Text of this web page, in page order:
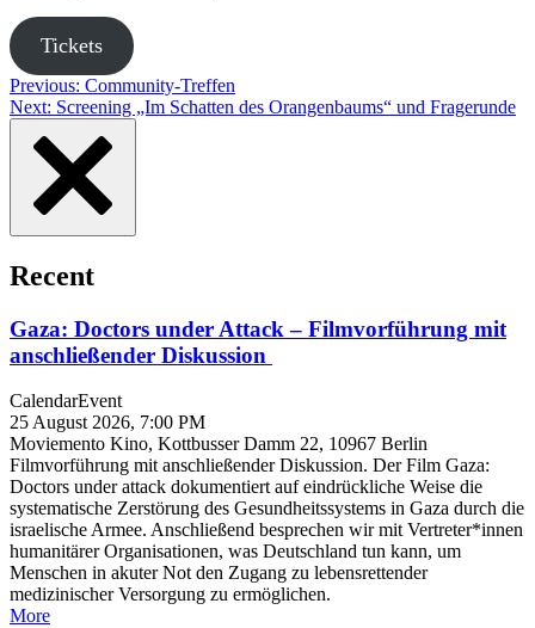
Tickets
Post
navigation
Previous: Community-Treffen
Next: Screening „Im Schatten des Orangenbaums“ und Fragerunde
Recent
Gaza: Doctors under Attack – Filmvorführung mit
anschließender Diskussion
CalendarEvent
25 August 2026, 7:00 PM
Moviemento Kino, Kottbusser Damm 22, 10967 Berlin
Filmvorführung mit anschließender Diskussion. Der Film Gaza:
Doctors under attack dokumentiert auf eindrückliche Weise die
systematische Zerstörung des Gesundheitssystems in Gaza durch die
israelische Armee. Anschließend besprechen wir mit Vertreter*innen
humanitärer Organisationen, was Deutschland tun kann, um
Menschen in akuter Not den Zugang zu lebensrettender
medizinischer Versorgung zu ermöglichen.
More